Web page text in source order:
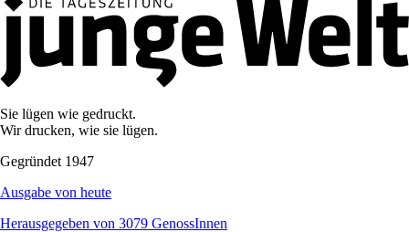
Sie lügen wie gedruckt.
Wir drucken, wie sie lügen.
Gegründet 1947
Ausgabe von heute
Herausgegeben von 3079 GenossInnen